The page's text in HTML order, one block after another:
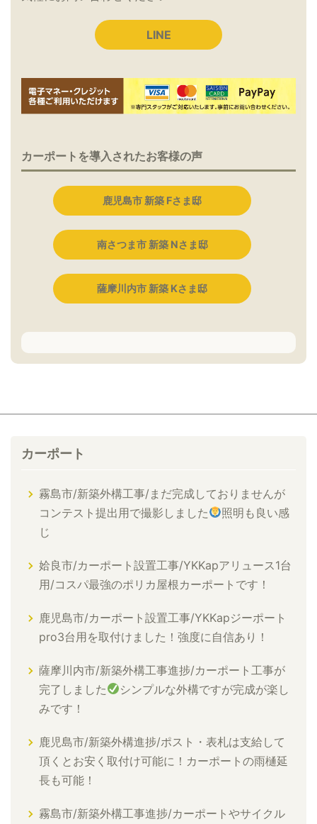
LINE
カーポートを導入されたお客様の声
鹿児島市 新築 Fさま邸
南さつま市 新築 Nさま邸
薩摩川内市 新築 Kさま邸
カーポート
霧島市/新築外構工事/まだ完成しておりませんが
コンテスト提出用で撮影しました
照明も良い感
じ
姶良市/カーポート設置工事/YKKapアリュース1台
用/コスパ最強のポリカ屋根カーポートです！
鹿児島市/カーポート設置工事/YKKapジーポート
pro3台用を取付けました！強度に自信あり！
薩摩川内市/新築外構工事進捗/カーポート工事が
完了しました
シンプルな外構ですが完成が楽し
みです！
鹿児島市/新築外構進捗/ポスト・表札は支給して
頂くとお安く取付け可能に！カーポートの雨樋延
長も可能！
霧島市/新築外構工事進捗/カーポートやサイクル